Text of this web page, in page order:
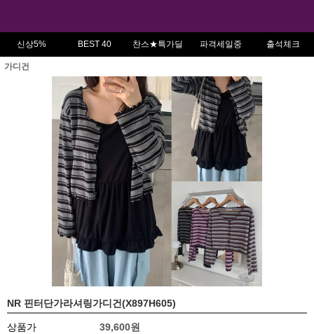
신상5% BEST 40 찬스★특가딜 파격세일중 출석체크
가디건
NR 핀터단가라셔링가디건(X897H605)
상품가 39,600원